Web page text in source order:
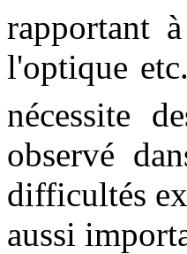
rapportant
l'optique
nécessite
observé
difficultés
aussi